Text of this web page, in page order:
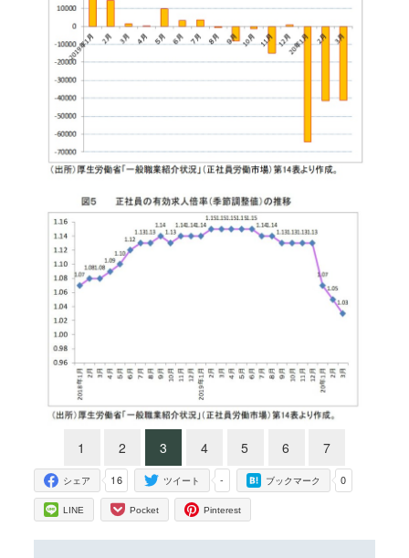
1 2 3 4 5 6 7
16
シェア -
ツイート 0
ブックマーク
LINE Pocket Pinterest